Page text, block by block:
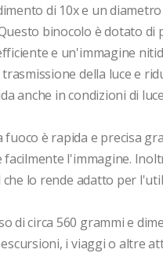
di 10x e un
binocolo è dotato
e un'immagine
della luce e
anche in condizioni di
fuoco è rapida e precisa
l'immagine.
che lo rende adatto per
di circa 560 grammi e
i viaggi o altre